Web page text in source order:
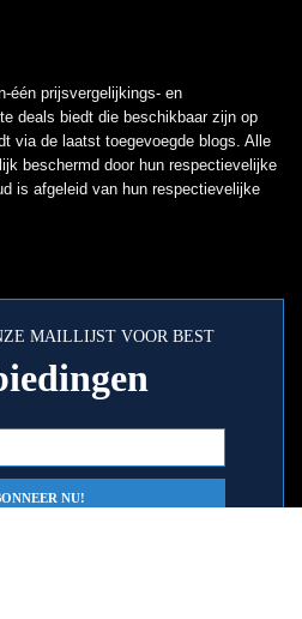
één prijsvergelijkings- en
deals biedt die beschikbaar zijn op
via de laatst toegevoegde blogs. Alle
beschermd door hun respectievelijke
is afgeleid van hun respectievelijke
MAILLIJST VOOR BEST